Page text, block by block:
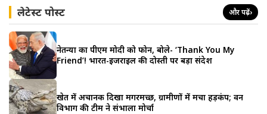
लेटेस्ट पोस्ट और पढ़ें›
नेतन्याहू का पीएम मोदी को फोन, बोले- ‘Thank You My
Friend’! भारत-इजराइल की दोस्ती पर बड़ा संदेश
खेत में अचानक दिखा मगरमच्छ, ग्रामीणों में मचा हड़कंप; वन
विभाग की टीम ने संभाला मोर्चा